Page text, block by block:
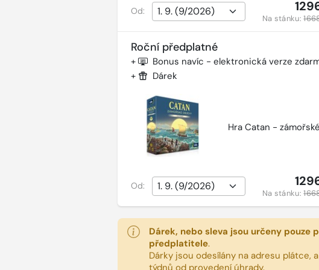
Od:
Na stánku:
Roční předplatné
+ Bonus navíc - elektronická verze
+ Dárek
Hra Catan -
Od:
Na stánku:
Dárek, nebo sleva jsou určeny pouze
předplatitele.
Dárky jsou odesílány na adresu plátce,